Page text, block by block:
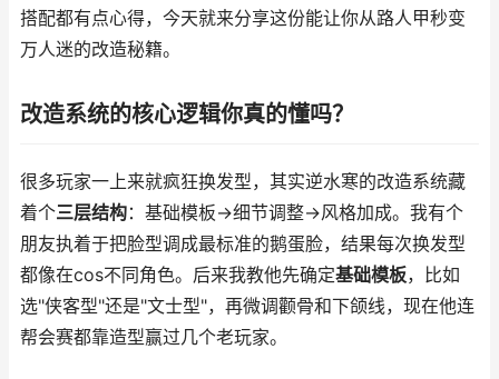
搭配都有点心得，今天就来分享这份能让你从路人甲秒变
万人迷的改造秘籍。
改造系统的核心逻辑你真的懂吗？
很多玩家一上来就疯狂换发型，其实逆水寒的改造系统藏
着个三层结构：基础模板→细节调整→风格加成。我有个
朋友执着于把脸型调成最标准的鹅蛋脸，结果每次换发型
都像在cos不同角色。后来我教他先确定基础模板，比如
选"侠客型"还是"文士型"，再微调颧骨和下颌线，现在他连
帮会赛都靠造型赢过几个老玩家。